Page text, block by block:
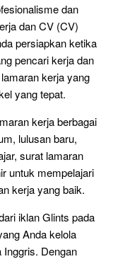
dan
dan CV (CV)
persiapkan ketika
pencari kerja dan
kerja yang
yang tepat.
kerja berbagai
lulusan baru,
surat lamaran
untuk mempelajari
kerja yang baik.
iklan Glints pada
Anda kelola
Dengan